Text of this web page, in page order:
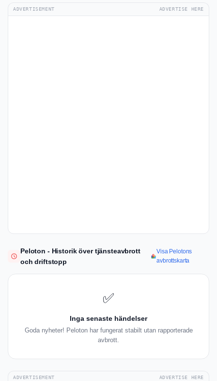
ADVERTISEMENT ADVERTISE HERE
Peloton - Historik över tjänsteavbrott
och driftstopp
Visa Pelotons
avbrottskarta
✅
Inga senaste händelser
Goda nyheter! Peloton har fungerat stabilt utan rapporterade
avbrott.
ADVERTISEMENT ADVERTISE HERE